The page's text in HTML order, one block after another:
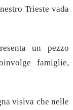
Trieste vada
un pezzo
famiglie,
visiva che nelle